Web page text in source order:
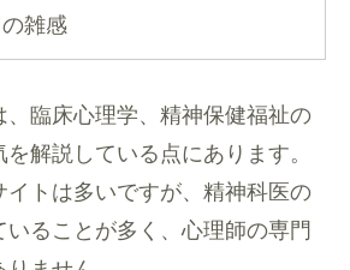
雑感
、臨床心理学、精神保健福祉の
解説している点にあります。
イトは多いですが、精神科医の
ることが多く、心理師の専門